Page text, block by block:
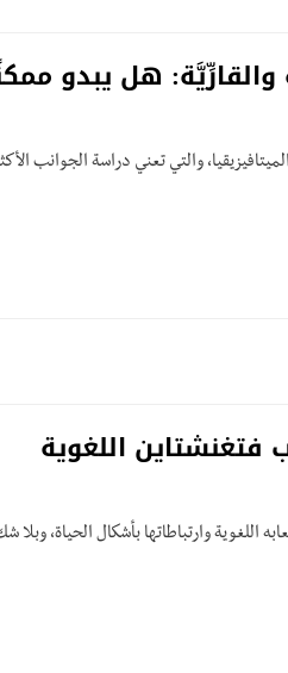
هل يبدو
والتي تعني دراسة الجوانب
فتغنشتاين اللغوية
اللغوية وارتباطاتها بأشكال الحياة،